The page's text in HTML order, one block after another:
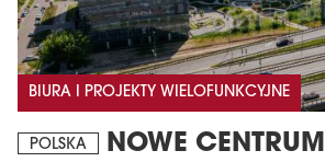
BIURA I PROJEKTY WIELOFUNKCYJNE
POLSKA
NOWE CENTRUM